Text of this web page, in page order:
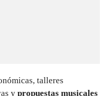
talleres
y propuestas musicales